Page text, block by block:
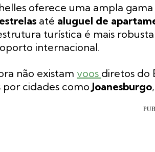
oferece uma ampla
até aluguel de
turística é mais
internacional.
não existam voos diretos do
por cidades como Joanesburgo,